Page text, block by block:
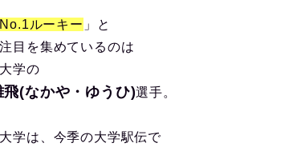
ルーキー 」と
目を集めているのは
学の
飛(なかや・ゆうひ)選手。
学は、今季の大学駅伝で